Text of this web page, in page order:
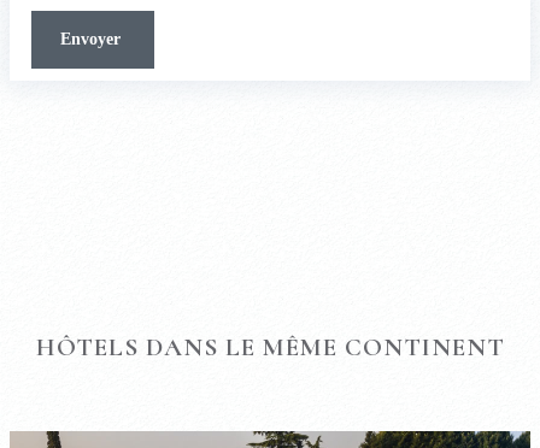
HÔTELS DANS LE MÊME CONTINENT